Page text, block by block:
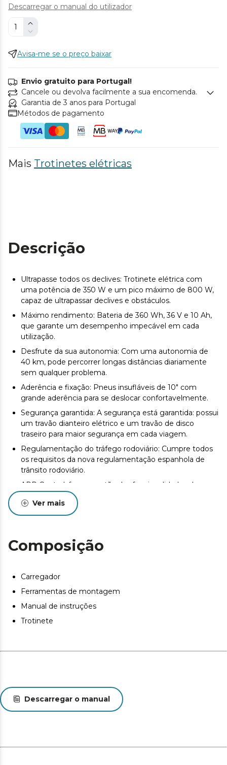
Descarregar o manual do utilizador
Avisa-me se o preço baixar
Envio gratuito para Portugal!
Cancele ou devolva facilmente a sua encomenda.
Garantia de 3 anos para Portugal
Métodos de pagamento
Mais Trotinetes elétricas
Descrição
Ultrapasse todos os declives: Trotinete elétrica com
uma potência de 350 W e um pico máximo de 800 W,
capaz de ultrapassar declives e obstáculos.
Máximo rendimento: Bateria de 360 Wh, 36 V e 10 Ah,
que garante um desempenho impecável em cada
utilização.
Desfrute da sua autonomia: Com uma autonomia de
40 km, pode percorrer longas distâncias diariamente
sem qualquer problema.
Aderência e fixação: Pneus insufláveis de 10" com
grande aderência para se deslocar confortavelmente.
Segurança garantida: A segurança está garantida: possui
um travão dianteiro elétrico e um travão de disco
traseiro para maior segurança em cada viagem.
Regulamentação do tráfego rodoviário: Cumpre todos
os requisitos da nova regulamentação espanhola de
trânsito rodoviário.
APP Control: faça a gestão das funcionalidades da sua
trotinete a partir do seu smartphone com 2 anos de
utilização gratuita da aplicação.
sem preocupações.
Ver mais
Composição
Carregador
Ferramentas de montagem
Manual de instruções
Trotinete
Descarregar o manual